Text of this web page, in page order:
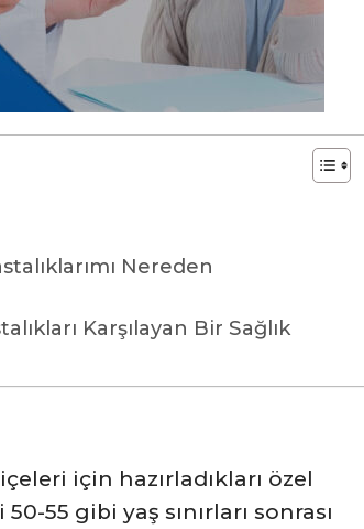
Nereden
Karşılayan Bir Sağlık
için hazırladıkları özel
55 gibi yaş sınırları sonrası